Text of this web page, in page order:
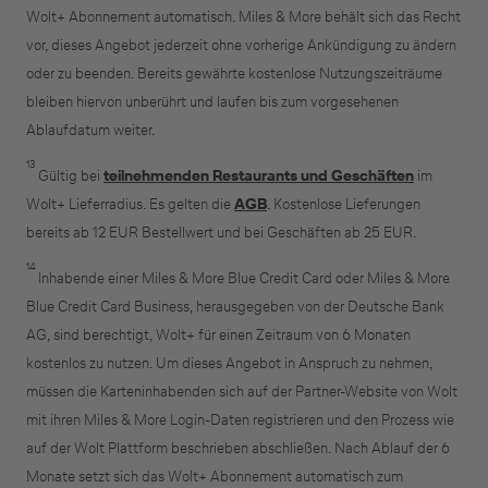
Wolt+ Abonnement automatisch. Miles & More behält sich das Recht
vor, dieses Angebot jederzeit ohne vorherige Ankündigung zu ändern
oder zu beenden. Bereits gewährte kostenlose Nutzungszeiträume
bleiben hiervon unberührt und laufen bis zum vorgesehenen
Ablaufdatum weiter.
13
Gültig bei teilnehmenden Restaurants und Geschäften im
Wolt+ Lieferradius. Es gelten dieAGB. Kostenlose Lieferungen
bereits ab 12 EUR Bestellwert und bei Geschäften ab 25 EUR.
14
Inhabende einer Miles & More Blue Credit Card oder Miles & More
Blue Credit Card Business, herausgegeben von der Deutsche Bank
AG, sind berechtigt, Wolt+ für einen Zeitraum von 6 Monaten
kostenlos zu nutzen. Um dieses Angebot in Anspruch zu nehmen,
müssen die Karteninhabenden sich auf der Partner-Website von Wolt
mit ihren Miles & More Login-Daten registrieren und den Prozess wie
auf der Wolt Plattform beschrieben abschließen. Nach Ablauf der 6
Monate setzt sich das Wolt+ Abonnement automatisch zum